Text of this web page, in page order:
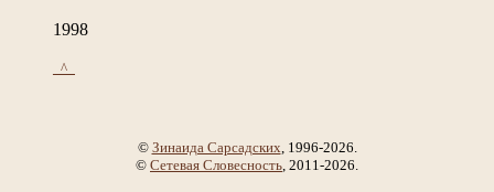
1998
_^_
© Зинаида Сарсадских, 1996-2026.
© Сетевая Словесность, 2011-2026.